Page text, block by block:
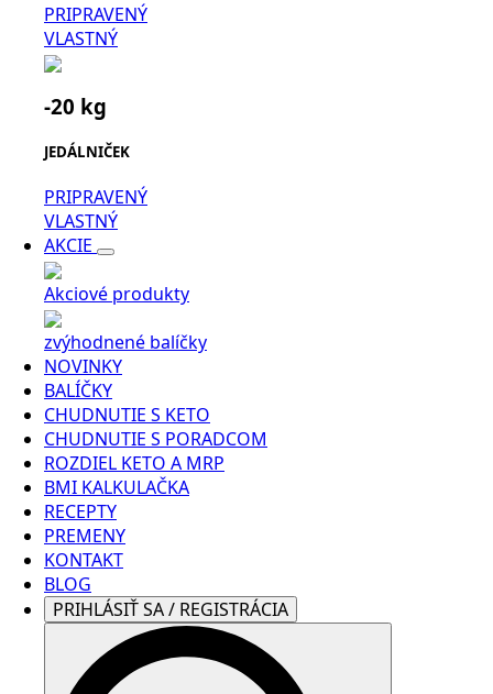
PRIPRAVENÝ
VLASTNÝ
-20 kg
JEDÁLNIČEK
PRIPRAVENÝ
VLASTNÝ
AKCIE
Akciové produkty
zvýhodnené balíčky
NOVINKY
BALÍČKY
CHUDNUTIE S KETO
CHUDNUTIE S PORADCOM
ROZDIEL KETO A MRP
BMI KALKULAČKA
RECEPTY
PREMENY
KONTAKT
BLOG
PRIHLÁSIŤ SA / REGISTRÁCIA
Search